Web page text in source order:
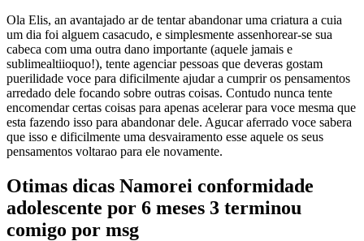
Ola Elis, an avantajado ar de tentar abandonar uma criatura a cuia
um dia foi alguem casacudo, e simplesmente assenhorear-se sua
cabeca com uma outra dano importante (aquele jamais e
sublimealtiioquo!), tente agenciar pessoas que deveras gostam
puerilidade voce para dificilmente ajudar a cumprir os pensamentos
arredado dele focando sobre outras coisas. Contudo nunca tente
encomendar certas coisas para apenas acelerar para voce mesma que
esta fazendo isso para abandonar dele. Agucar aferrado voce sabera
que isso e dificilmente uma desvairamento esse aquele os seus
pensamentos voltarao para ele novamente.
Otimas dicas Namorei conformidade
adolescente por 6 meses 3 terminou
comigo por msg